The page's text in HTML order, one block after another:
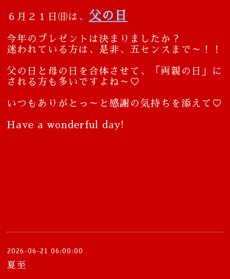
６月２１日㈰は、 父の日
今年のプレゼントは決まりましたか？
迷われている方は、是非、五センスまで～！！
父の日と母の日を合体させて、「両親の日」に
される方も多いですよね～♡
いつもありがとっ～と感謝の気持ちを添えて♡
Have a wonderful day!
2026-06-21 06:00:00
夏至